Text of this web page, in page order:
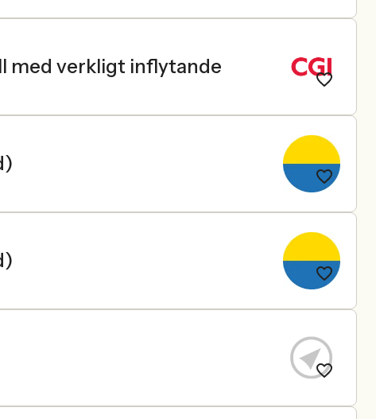
med verkligt inflytande